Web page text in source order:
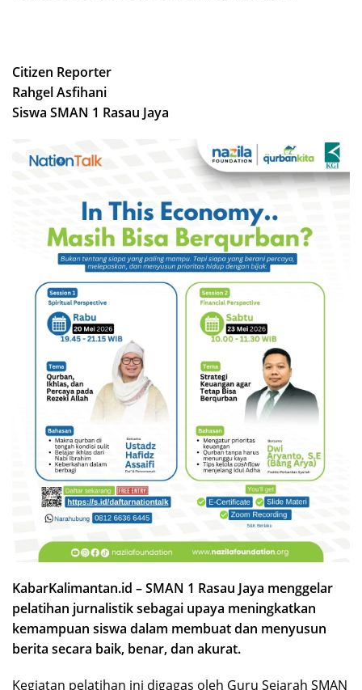
Citizen Reporter
Rahgel Asfihani
Siswa SMAN 1 Rasau Jaya
KabarKalimantan.id – SMAN 1 Rasau Jaya menggelar
pelatihan jurnalistik sebagai upaya meningkatkan
kemampuan siswa dalam membuat dan menyusun
berita secara baik, benar, dan akurat.
Kegiatan pelatihan ini digagas oleh Guru Sejarah SMAN